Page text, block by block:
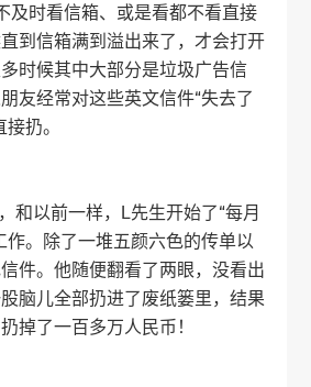
及时看信箱、或是看都不看直接
到信箱满到溢出来了，才会打开
时候其中大部分是垃圾广告信
友经常对这些英文信件“失去了
扔。
和以前一样，L先生开始了“每月
作。除了一堆五颜六色的传单以
件。他随便翻看了两眼，没看出
脑儿全部扔进了废纸篓里，结果
掉了一百多万人民币！